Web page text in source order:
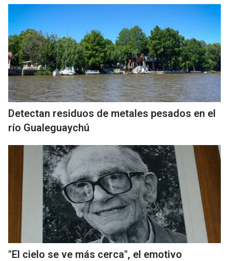
Detectan residuos de metales pesados en el
río Gualeguaychú
"El cielo se ve más cerca", el emotivo